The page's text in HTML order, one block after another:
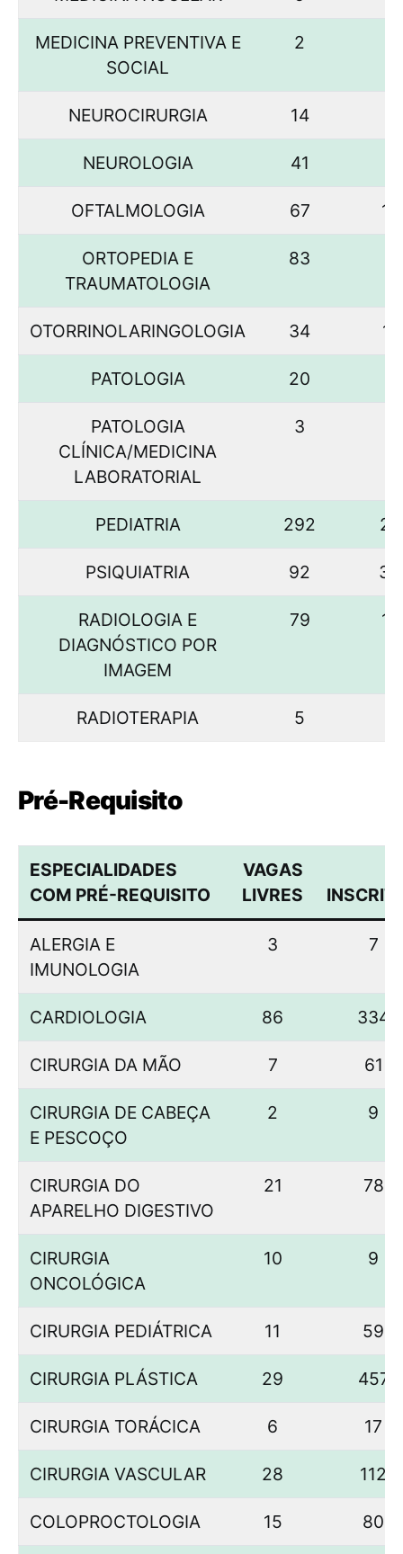
MEDICINA PREVENTIVA E
SOCIAL
2
NEUROCIRURGIA 14
NEUROLOGIA 41
OFTALMOLOGIA 67
ORTOPEDIA E
TRAUMATOLOGIA
83
OTORRINOLARINGOLOGIA 34
PATOLOGIA 20
PATOLOGIA
CLÍNICA/MEDICINA
LABORATORIAL
3
PEDIATRIA 292
PSIQUIATRIA 92
RADIOLOGIA E
DIAGNÓSTICO POR
IMAGEM
79
RADIOTERAPIA 5
Pré-Requisito
ESPECIALIDADES
COM PRÉ-REQUISITO
VAGAS
LIVRES
ALERGIA E
IMUNOLOGIA
3 7
CARDIOLOGIA 86 334
CIRURGIA DA MÃO 7 61
CIRURGIA DE CABEÇA
E PESCOÇO
2 9
CIRURGIA DO
APARELHO DIGESTIVO
21 78
CIRURGIA
ONCOLÓGICA
10 9
CIRURGIA PEDIÁTRICA 11 59
CIRURGIA PLÁSTICA 29 457
CIRURGIA TORÁCICA 6 17
CIRURGIA VASCULAR 28 112
COLOPROCTOLOGIA 15 80